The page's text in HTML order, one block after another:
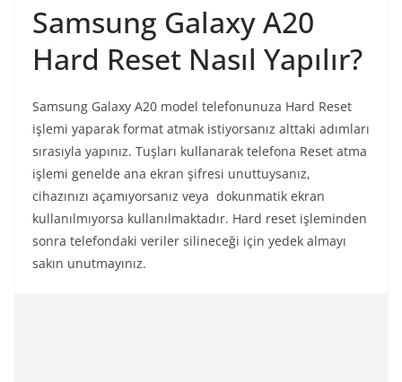
Samsung Galaxy A20
Hard Reset Nasıl Yapılır?
Samsung Galaxy A20 model telefonunuza Hard Reset
işlemi yaparak format atmak istiyorsanız alttaki adımları
sırasıyla yapınız. Tuşları kullanarak telefona Reset atma
işlemi genelde ana ekran şifresi unuttuysanız,
cihazınızı açamıyorsanız veya dokunmatik ekran
kullanılmıyorsa kullanılmaktadır. Hard reset işleminden
sonra telefondaki veriler silineceği için yedek almayı
sakın unutmayınız.